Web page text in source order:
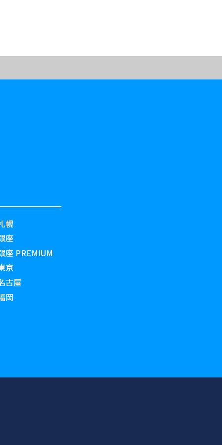
幌
座
座 PREMIUM
京
古屋
岡